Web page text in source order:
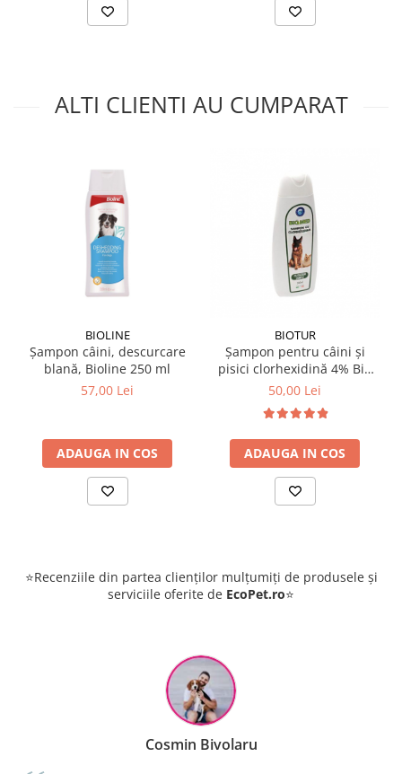
ALTI CLIENTI AU CUMPARAT
BIOLINE
Șampon câini, descurcare
blană, Bioline 250 ml
57,00 Lei
ADAUGA IN COS
BIOTUR
Șampon pentru câini și
pisici clorhexidină 4% Bio
Med 300 ml
50,00 Lei
ADAUGA IN COS
⭐Recenziile din partea clienților mulțumiți de produsele și
serviciile oferite de EcoPet.ro⭐
Cosmin Bivolaru